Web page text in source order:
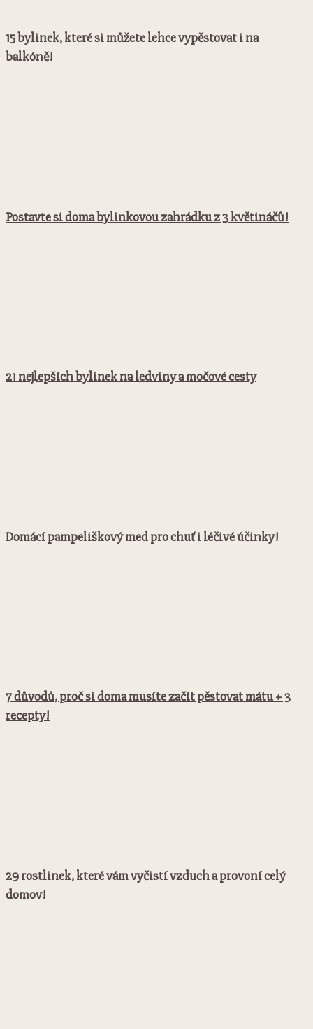
15 bylinek, které si můžete lehce vypěstovat i na
balkóně!
Postavte si doma bylinkovou zahrádku z 3 květináčů!
21 nejlepších bylinek na ledviny a močové cesty
Domácí pampeliškový med pro chuť i léčivé účinky!
7 důvodů, proč si doma musíte začít pěstovat mátu + 3
recepty!
29 rostlinek, které vám vyčistí vzduch a provoní celý
domov!